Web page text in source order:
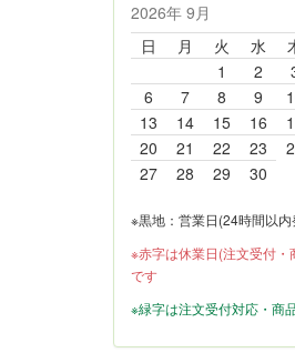
2026年 9月
日
月 火 水
1
2
6
7 8 9
13
14 15 16
20
21 22 23
27
28 29 30
※黒地：営業日(24時間以内
※赤字は休業日(注文受付・
です
※緑字は注文受付対応・商